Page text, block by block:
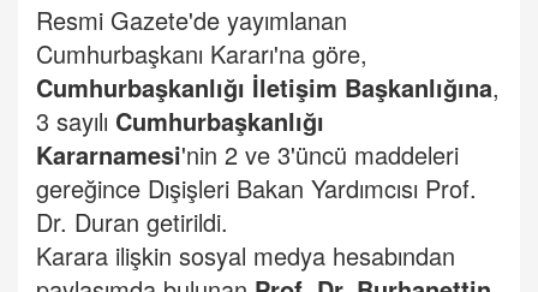
Resmi Gazete'de yayımlanan
Cumhurbaşkanı Kararı'na göre,
Cumhurbaşkanlığı İletişim Başkanlığına,
3 sayılı Cumhurbaşkanlığı
Kararnamesi'nin 2 ve 3'üncü maddeleri
gereğince Dışişleri Bakan Yardımcısı Prof.
Dr. Duran getirildi.
Karara ilişkin sosyal medya hesabından